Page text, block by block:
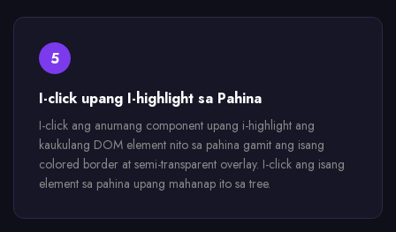
5
I-click upang I-highlight sa Pahina
I-click ang anumang component upang i-highlight ang
kaukulang DOM element nito sa pahina gamit ang isang
colored border at semi-transparent overlay. I-click ang isang
element sa pahina upang mahanap ito sa tree.